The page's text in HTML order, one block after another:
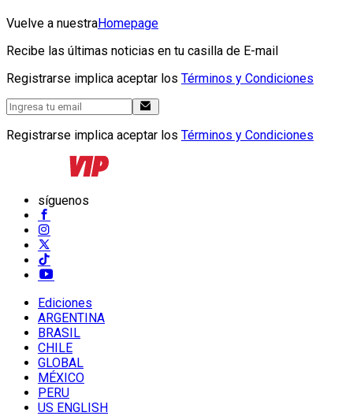
Vuelve a nuestraHomepage
Recibe las últimas noticias en tu casilla de E-mail
Registrarse implica aceptar los Términos y Condiciones
Registrarse implica aceptar los Términos y Condiciones
síguenos
Ediciones
ARGENTINA
BRASIL
CHILE
GLOBAL
MÉXICO
PERU
US ENGLISH